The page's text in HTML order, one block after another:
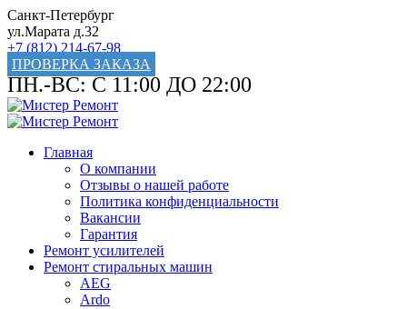
Санкт-Петербург
ул.Марата д.32
+7 (812) 214-67-98
ПРОВЕРКА ЗАКАЗА
ПН.-ВС: С 11:00 ДО 22:00
Главная
О компании
Отзывы о нашей работе
Политика конфиденциальности
Вакансии
Гарантия
Ремонт усилителей
Ремонт стиральных машин
AEG
Ardo